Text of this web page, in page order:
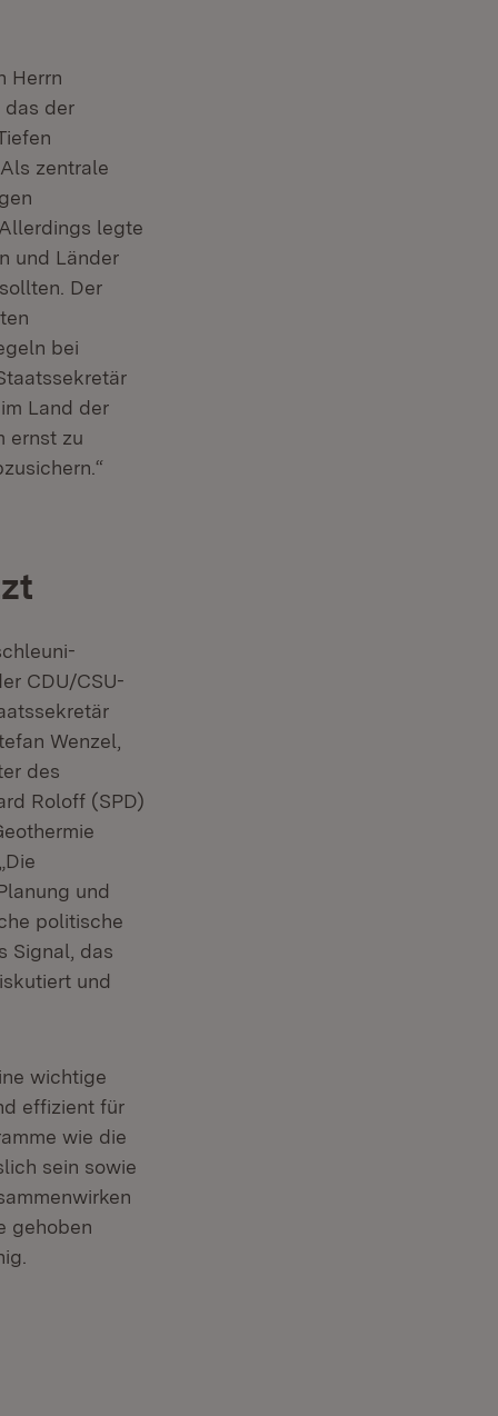
Herrn
Fenster)
der
zentrale
legte
und Länder
Der
bei
Land der
ernst zu
CDU/CSU-
in neuem Fenster)
Wenzel,
des
Roloff (SPD)
und
politische
Signal, das
und
wichtige
effizient für
wie die
Fenster)
sein sowie
gehoben